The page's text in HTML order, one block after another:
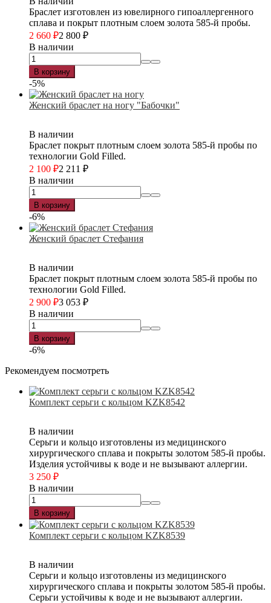
Браслет изготовлен из ювелирного гипоаллергенного
сплава и покрыт плотным слоем золота 585-й пробы.
2 660 ₽2 800 ₽
В наличии
В корзину
-5%
Женский браслет на ногу "Бабочки"
В наличии
Браслет покрыт плотным слоем золота 585-й пробы по
технологии Gold Filled.
2 100 ₽2 211 ₽
В наличии
В корзину
-6%
Женский браслет Стефания
В наличии
Браслет покрыт плотным слоем золота 585-й пробы по
технологии Gold Filled.
2 900 ₽3 053 ₽
В наличии
В корзину
-6%
Рекомендуем посмотреть
Комплект серьги с кольцом KZK8542
В наличии
Серьги и кольцо изготовлены из медицинского
хирургического сплава и покрыты золотом 585-й пробы.
Изделия устойчивы к воде и не вызывают аллергии.
3 250 ₽
В наличии
В корзину
Комплект серьги с кольцом KZK8539
В наличии
Серьги и кольцо изготовлены из медицинского
хирургического сплава и покрыты золотом 585-й пробы.
Серьги устойчивы к воде и не вызывают аллергии.